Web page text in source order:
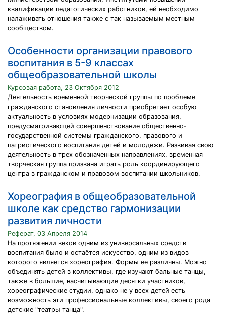
квалификации педагогических работников, ей необходимо
налаживать отношения также с так называемым местным
сообществом.
Особенности организации правового
воспитания в 5-9 классах
общеобразовательной школы
Курсовая работа, 23 Октября 2012
Деятельность временной творческой группы по проблеме
гражданского становления личности приобретает особую
актуальность в условиях модернизации образования,
предусматривающей совершенствование общественно-
государственной системы гражданского, правового и
патриотического воспитания детей и молодежи. Развивая свою
деятельность в трех обозначенных направлениях, временная
творческая группа призвана играть роль координирующего
центра в гражданском и правовом воспитании школьников.
Хореография в общеобразовательной
школе как средство гармонизации
развития личности
Реферат, 03 Апреля 2014
На протяжении веков одним из универсальных средств
воспитания было и остаётся искусство, одним из видов
которого является хореография. Формы ее различны. Можно
объединять детей в коллективы, где изучают бальные танцы,
также в большие, насчитывающие десятки участников,
хореографические студии, однако не у всех детей есть
возможность эти профессиональные коллективы, своего рода
детские "театры танца".